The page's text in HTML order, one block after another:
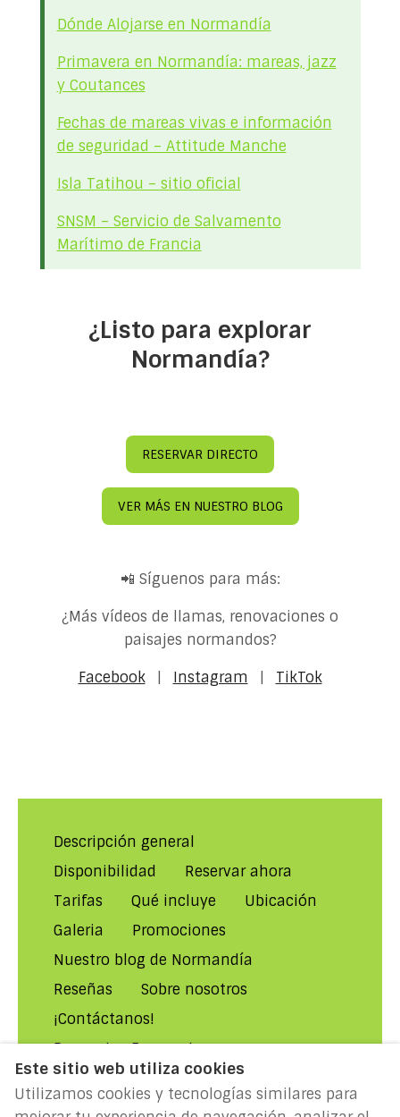
Dónde Alojarse en Normandía
Primavera en Normandía: mareas, jazz
y Coutances
Fechas de mareas vivas e información
de seguridad – Attitude Manche
Isla Tatihou – sitio oficial
SNSM – Servicio de Salvamento
Marítimo de Francia
¿Listo para explorar
Normandía?
RESERVAR DIRECTO
VER MÁS EN NUESTRO BLOG
📲 Síguenos para más:
¿Más vídeos de llamas, renovaciones o
paisajes normandos?
Facebook
Instagram TikTok
Descripción general
Disponibilidad
Reservar ahora
Tarifas
Qué incluye
Ubicación
Galeria
Promociones
Nuestro blog de Normandía
Reseñas
Sobre nosotros
¡Contáctanos!
Preguntas Frecuentes
Condiciones de alquiler
Política de Privacidad
Este sitio web utiliza cookies
Utilizamos cookies y tecnologías similares para